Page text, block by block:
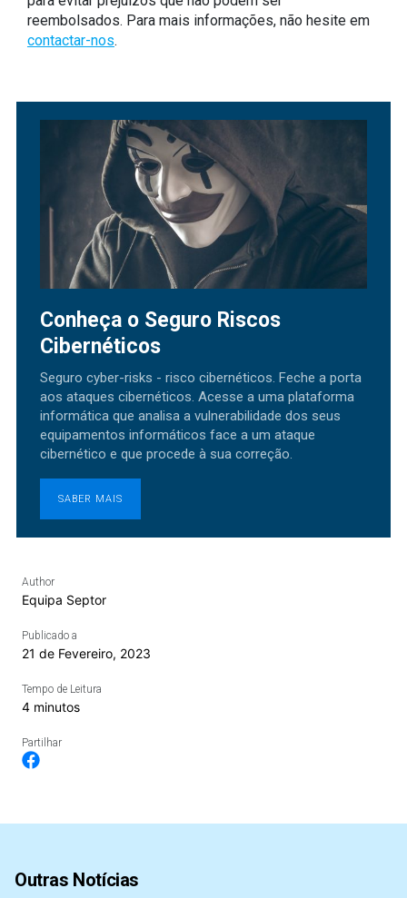
reembolsados. Para mais informações, não hesite em
contactar-nos.
Conheça o Seguro Riscos
Cibernéticos
Seguro cyber-risks - risco cibernéticos. Feche a porta
aos ataques cibernéticos. Acesse a uma plataforma
informática que analisa a vulnerabilidade dos seus
equipamentos informáticos face a um ataque
cibernético e que procede à sua correção.
SABER MAIS
Author
Equipa Septor
Publicado a
21 de Fevereiro, 2023
Tempo de Leitura
4 minutos
Partilhar
Outras Notícias